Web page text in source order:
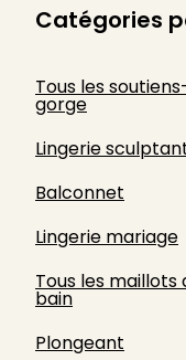
Catégories
Tous les
gorge
Lingerie
Balconnet
Lingerie mariage
Tous les maillots
bain
Plongeant